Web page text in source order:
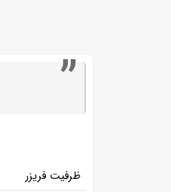
ظرفیت فریزر